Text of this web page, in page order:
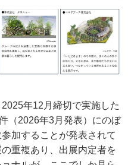
年12月締切で実施した
（2026年3月発表）にのぼ
加することが発表されて
重複あり、出展内定者を